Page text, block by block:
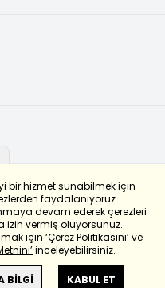
bir hizmet sunabilmek için
faydalanıyoruz.
devam ederek çerezleri
izin vermiş oluyorsunuz.
için ‘Çerez Politikasını’ve
inceleyebilirsiniz.
BİLGİ KABUL ET